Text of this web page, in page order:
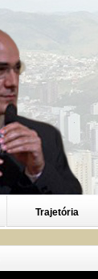
Trajetória